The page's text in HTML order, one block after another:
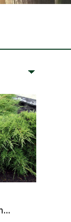
Juniperus chinensis ‘Pfitzeriana’